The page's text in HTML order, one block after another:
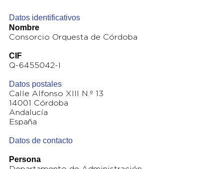
Datos identificativos
Nombre
Consorcio Orquesta de Córdoba
CIF
Q-6455042-I
Datos postales
Calle Alfonso XIII N.º 13
14001 Córdoba
Andalucía
España
Datos de contacto
Persona